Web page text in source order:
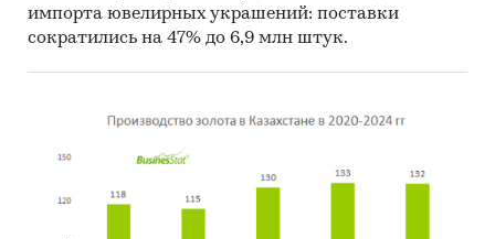
импорта ювелирных украшений: поставки
сократились на 47% до 6,9 млн штук.